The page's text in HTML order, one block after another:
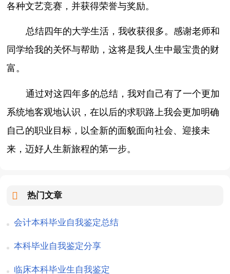
各种文艺竞赛，并获得荣誉与奖励。
总结四年的大学生活，我收获很多。感谢老师和
同学给我的关怀与帮助，这将是我人生中最宝贵的财
富。
通过对这四年多的总结，我对自己有了一个更加
系统地客观地认识，在以后的求职路上我会更加明确
自己的职业目标，以全新的面貌面向社会、迎接未
来，迈好人生新旅程的第一步。
热门文章
会计本科毕业自我鉴定总结
本科毕业自我鉴定分享
临床本科毕业生自我鉴定